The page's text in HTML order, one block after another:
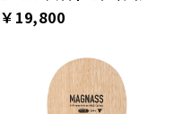
￥19,800